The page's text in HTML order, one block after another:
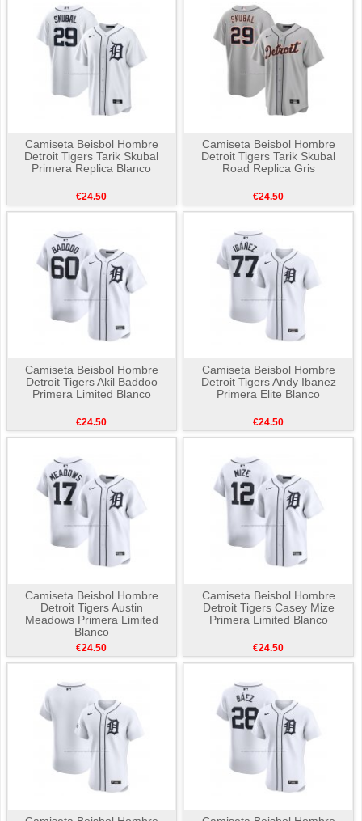
Camiseta Beisbol Hombre
Detroit Tigers Tarik Skubal
Primera Replica Blanco
€24.50
Camiseta Beisbol Hombre
Detroit Tigers Tarik Skubal
Road Replica Gris
€24.50
Camiseta Beisbol Hombre
Detroit Tigers Akil Baddoo
Primera Limited Blanco
€24.50
Camiseta Beisbol Hombre
Detroit Tigers Andy Ibanez
Primera Elite Blanco
€24.50
Camiseta Beisbol Hombre
Detroit Tigers Austin
Meadows Primera Limited
Blanco
€24.50
Camiseta Beisbol Hombre
Detroit Tigers Casey Mize
Primera Limited Blanco
€24.50